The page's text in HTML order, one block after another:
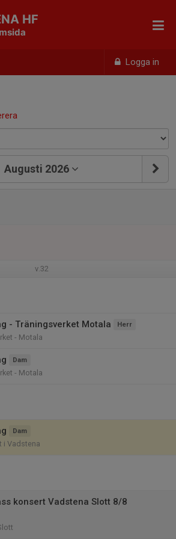
Logga in
HF
Augusti 2026
v.32
- Träningsverket Motala Herr
- Motala
Dam
- Motala
Dam
i Vadstena
konsert Vadstena Slott 8/8